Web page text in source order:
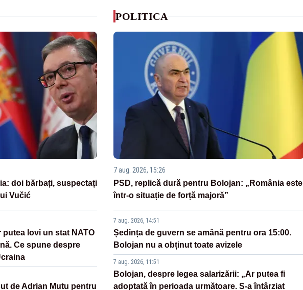
doi bărbați, suspectați
Vučić
putea lovi un stat NATO
Ce spune despre
de Adrian Mutu pentru
POLITICA
7 aug. 2026, 15:26
PSD, replică dură pentru Bolojan: „România este
într-o situație de forță majoră”
7 aug. 2026, 14:51
Ședința de guvern se amână pentru ora 15:00.
Bolojan nu a obținut toate avizele
7 aug. 2026, 11:51
Bolojan, despre legea salarizării: „Ar putea fi
adoptată în perioada următoare. S-a întârziat